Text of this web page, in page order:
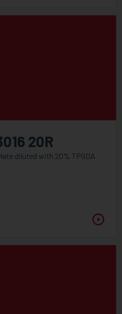
20R
diluted with 20% TPGDA